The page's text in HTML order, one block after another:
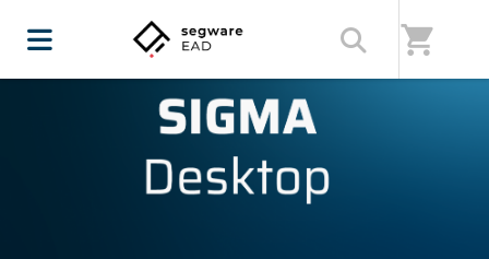
shopping_cart